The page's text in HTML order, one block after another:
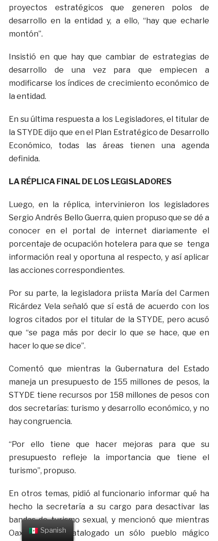
proyectos estratégicos que generen polos de
desarrollo en la entidad y, a ello, “hay que echarle
montón”.
Insistió en que hay que cambiar de estrategias de
desarrollo de una vez para que empiecen a
modificarse los índices de crecimiento económico de
la entidad.
En su última respuesta a los Legisladores, el titular de
la STYDE dijo que en el Plan Estratégico de Desarrollo
Económico, todas las áreas tienen una agenda
definida.
LA RÉPLICA FINAL DE LOS LEGISLADORES
Luego, en la réplica, intervinieron los legisladores
Sergio Andrés Bello Guerra, quien propuso que se dé a
conocer en el portal de internet diariamente el
porcentaje de ocupación hotelera para que se tenga
información real y oportuna al respecto, y así aplicar
las acciones correspondientes.
Por su parte, la legisladora priista María del Carmen
Ricárdez Vela señaló que sí está de acuerdo con los
logros citados por el titular de la STYDE, pero acusó
que “se paga más por decir lo que se hace, que en
hacer lo que se dice”.
Comentó que mientras la Gubernatura del Estado
maneja un presupuesto de 155 millones de pesos, la
STYDE tiene recursos por 158 millones de pesos con
dos secretarías: turismo y desarrollo económico, y no
hay congruencia.
“Por ello tiene que hacer mejoras para que su
presupuesto refleje la importancia que tiene el
turismo”, propuso.
En otros temas, pidió al funcionario informar qué ha
hecho la secretaría a su cargo para desactivar las
bandas de turismo sexual, y mencionó que mientras
Oaxaca tiene catalogado un sólo pueblo mágico
Spanish